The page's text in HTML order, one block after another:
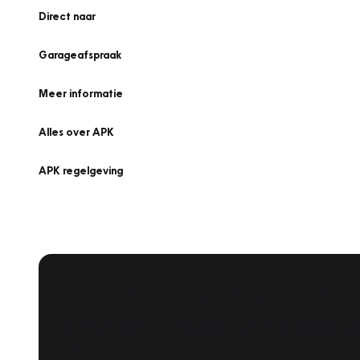
Direct naar
Garageafspraak
Meer informatie
Alles over APK
APK regelgeving